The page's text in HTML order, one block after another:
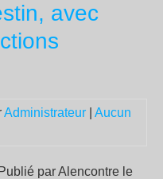
avec
Administrateur
Aucun
Publié par Alencontre le